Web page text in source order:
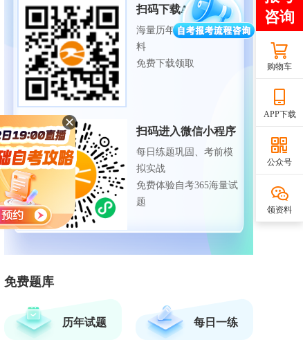
扫码下载APP
海量历年试题、备考资
料
免费下载领取
扫码进入微信小程序
每日练题巩固、考前模
拟实战
免费体验自考365海量试
题
免费题库
历年试题 每日一练
购物车
APP下载
公众号
领资料